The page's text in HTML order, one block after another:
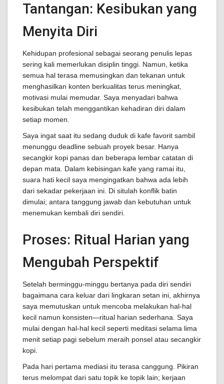
Tantangan: Kesibukan yang
Menyita Diri
Kehidupan profesional sebagai seorang penulis lepas
sering kali memerlukan disiplin tinggi. Namun, ketika
semua hal terasa memusingkan dan tekanan untuk
menghasilkan konten berkualitas terus meningkat,
motivasi mulai memudar. Saya menyadari bahwa
kesibukan telah menggantikan kehadiran diri dalam
setiap momen.
Saya ingat saat itu sedang duduk di kafe favorit sambil
menunggu deadline sebuah proyek besar. Hanya
secangkir kopi panas dan beberapa lembar catatan di
depan mata. Dalam kebisingan kafe yang ramai itu,
suara hati kecil saya mengingatkan bahwa ada lebih
dari sekadar pekerjaan ini. Di situlah konflik batin
dimulai; antara tanggung jawab dan kebutuhan untuk
menemukan kembali diri sendiri.
Proses: Ritual Harian yang
Mengubah Perspektif
Setelah berminggu-minggu bertanya pada diri sendiri
bagaimana cara keluar dari lingkaran setan ini, akhirnya
saya memutuskan untuk mencoba melakukan hal-hal
kecil namun konsisten—ritual harian sederhana. Saya
mulai dengan hal-hal kecil seperti meditasi selama lima
menit setiap pagi sebelum meraih ponsel atau secangkir
kopi.
Pada hari pertama mediasi itu terasa canggung. Pikiran
terus melompat dari satu topik ke topik lain; kerjaan